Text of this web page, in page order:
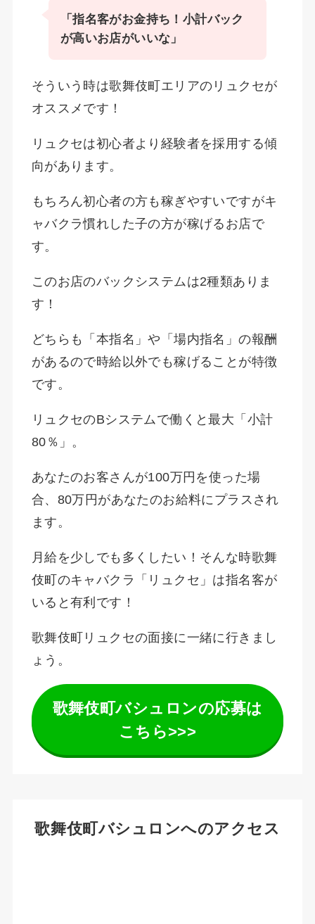
「指名客がお金持ち！小計バック
が高いお店がいいな」
そういう時は歌舞伎町エリアのリュクセが
オススメです！
リュクセは初心者より経験者を採用する傾
向があります。
もちろん初心者の方も稼ぎやすいですがキ
ャバクラ慣れした子の方が稼げるお店で
す。
このお店のバックシステムは2種類ありま
す！
どちらも「本指名」や「場内指名」の報酬
があるので時給以外でも稼げることが特徴
です。
リュクセのBシステムで働くと最大「小計
80％」。
あなたのお客さんが100万円を使った場
合、80万円があなたのお給料にプラスされ
ます。
月給を少しでも多くしたい！そんな時歌舞
伎町のキャバクラ「リュクセ」は指名客が
いると有利です！
歌舞伎町リュクセの面接に一緒に行きまし
ょう。
歌舞伎町バシュロンの応募は
こちら>>>
歌舞伎町バシュロンへのアクセス